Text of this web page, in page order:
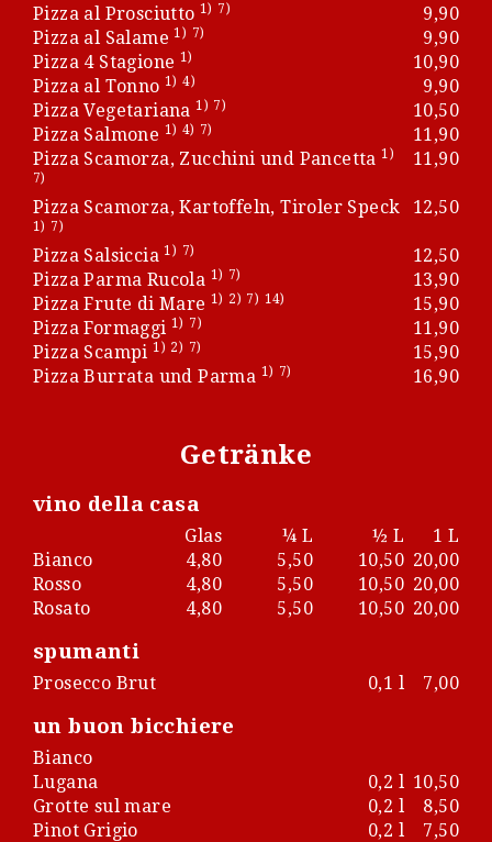
Pizza al Prosciutto 1) 7)
9,90
Pizza al Salame 1) 7)
9,90
Pizza 4 Stagione 1)
10,90
Pizza al Tonno 1) 4)
9,90
Pizza Vegetariana 1) 7)
10,50
Pizza Salmone 1) 4) 7)
11,90
Pizza Scamorza, Zucchini und Pancetta 1)
7)
11,90
Pizza Scamorza, Kartoffeln, Tiroler Speck
1) 7)
12,50
Pizza Salsiccia 1) 7)
12,50
Pizza Parma Rucola 1) 7)
13,90
Pizza Frute di Mare 1) 2) 7) 14)
15,90
Pizza Formaggi 1) 7)
11,90
Pizza Scampi 1) 2) 7)
15,90
Pizza Burrata und Parma 1) 7) 16,90
Getränke
vino della casa
Glas ¼ L ½ L
1 L
Bianco
4,80 5,50 10,50 20,00
Rosso
4,80 5,50 10,50 20,00
Rosato
4,80 5,50 10,50 20,00
spumanti
Prosecco Brut 0,1 l 7,00
un buon bicchiere
Bianco
Lugana
0,2 l 10,50
Grotte sul mare
0,2 l
8,50
Pinot Grigio
0,2 l
7,50